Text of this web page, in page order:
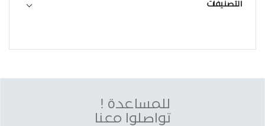
التصنيفات
للمساعدة !
تواصلوا معنا